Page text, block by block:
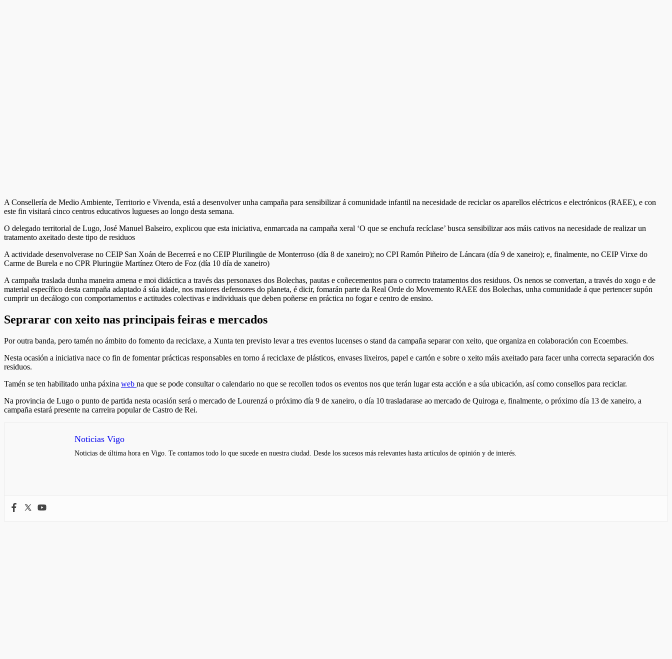
A Consellería de Medio Ambiente, Territorio e Vivenda, está a desenvolver unha campaña para sensibilizar á comunidade infantil na necesidade de reciclar os aparellos eléctricos e electrónicos (RAEE), e con
este fin visitará cinco centros educativos lugueses ao longo desta semana.
O delegado territorial de Lugo, José Manuel Balseiro, explicou que esta iniciativa, enmarcada na campaña xeral ‘O que se enchufa recíclase’ busca sensibilizar aos máis cativos na necesidade de realizar un
tratamento axeitado deste tipo de residuos
A actividade desenvolverase no CEIP San Xoán de Becerreá e no CEIP Plurilingüe de Monterroso (día 8 de xaneiro); no CPI Ramón Piñeiro de Láncara (día 9 de xaneiro); e, finalmente, no CEIP Virxe do
Carme de Burela e no CPR Pluringüe Martínez Otero de Foz (día 10 día de xaneiro)
A campaña traslada dunha maneira amena e moi didáctica a través das personaxes dos Bolechas, pautas e coñecementos para o correcto tratamentos dos residuos. Os nenos se convertan, a través do xogo e de
material específico desta campaña adaptado á súa idade, nos maiores defensores do planeta, é dicir, fomarán parte da Real Orde do Movemento RAEE dos Bolechas, unha comunidade á que pertencer supón
cumprir un decálogo con comportamentos e actitudes colectivas e individuais que deben poñerse en práctica no fogar e centro de ensino.
Seprarar con xeito nas principais feiras e mercados
Por outra banda, pero tamén no ámbito do fomento da reciclaxe, a Xunta ten previsto levar a tres eventos lucenses o stand da campaña separar con xeito, que organiza en colaboración con Ecoembes.
Nesta ocasión a iniciativa nace co fin de fomentar prácticas responsables en torno á reciclaxe de plásticos, envases lixeiros, papel e cartón e sobre o xeito máis axeitado para facer unha correcta separación dos
residuos.
Tamén se ten habilitado unha páxina web na que se pode consultar o calendario no que se recollen todos os eventos nos que terán lugar esta acción e a súa ubicación, así como consellos para reciclar.
Na provincia de Lugo o punto de partida nesta ocasión será o mercado de Lourenzá o próximo día 9 de xaneiro, o día 10 trasladarase ao mercado de Quiroga e, finalmente, o próximo día 13 de xaneiro, a
campaña estará presente na carreira popular de Castro de Rei.
Noticias Vigo
Noticias de última hora en Vigo. Te contamos todo lo que sucede en nuestra ciudad. Desde los sucesos más relevantes hasta artículos de opinión y de interés.